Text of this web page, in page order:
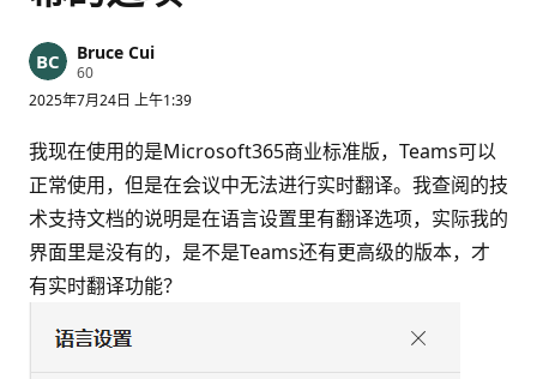
Bruce Cui
60信
誉
分
2025年7月24日 上午1:39
我现在使用的是Microsoft365商业标准版，Teams可以
正常使用，但是在会议中无法进行实时翻译。我查阅的技
术支持文档的说明是在语言设置里有翻译选项，实际我的
界面里是没有的，是不是Teams还有更高级的版本，才
有实时翻译功能？